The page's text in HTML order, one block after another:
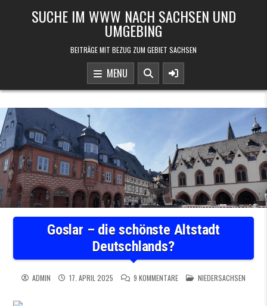
SUCHE IM WWW NACH SACHSEN UND
UMGEBING
BEITRÄGE MIT BEZUG ZUM GEBIET SACHSEN
MENU
Goslar – die schönste Altstadt
Deutschlands?
ADMIN 17. APRIL 2025 9 KOMMENTAREZU GOSLAR – DIE SCHÖNSTE
POSTED IN
NIEDERSACHSEN